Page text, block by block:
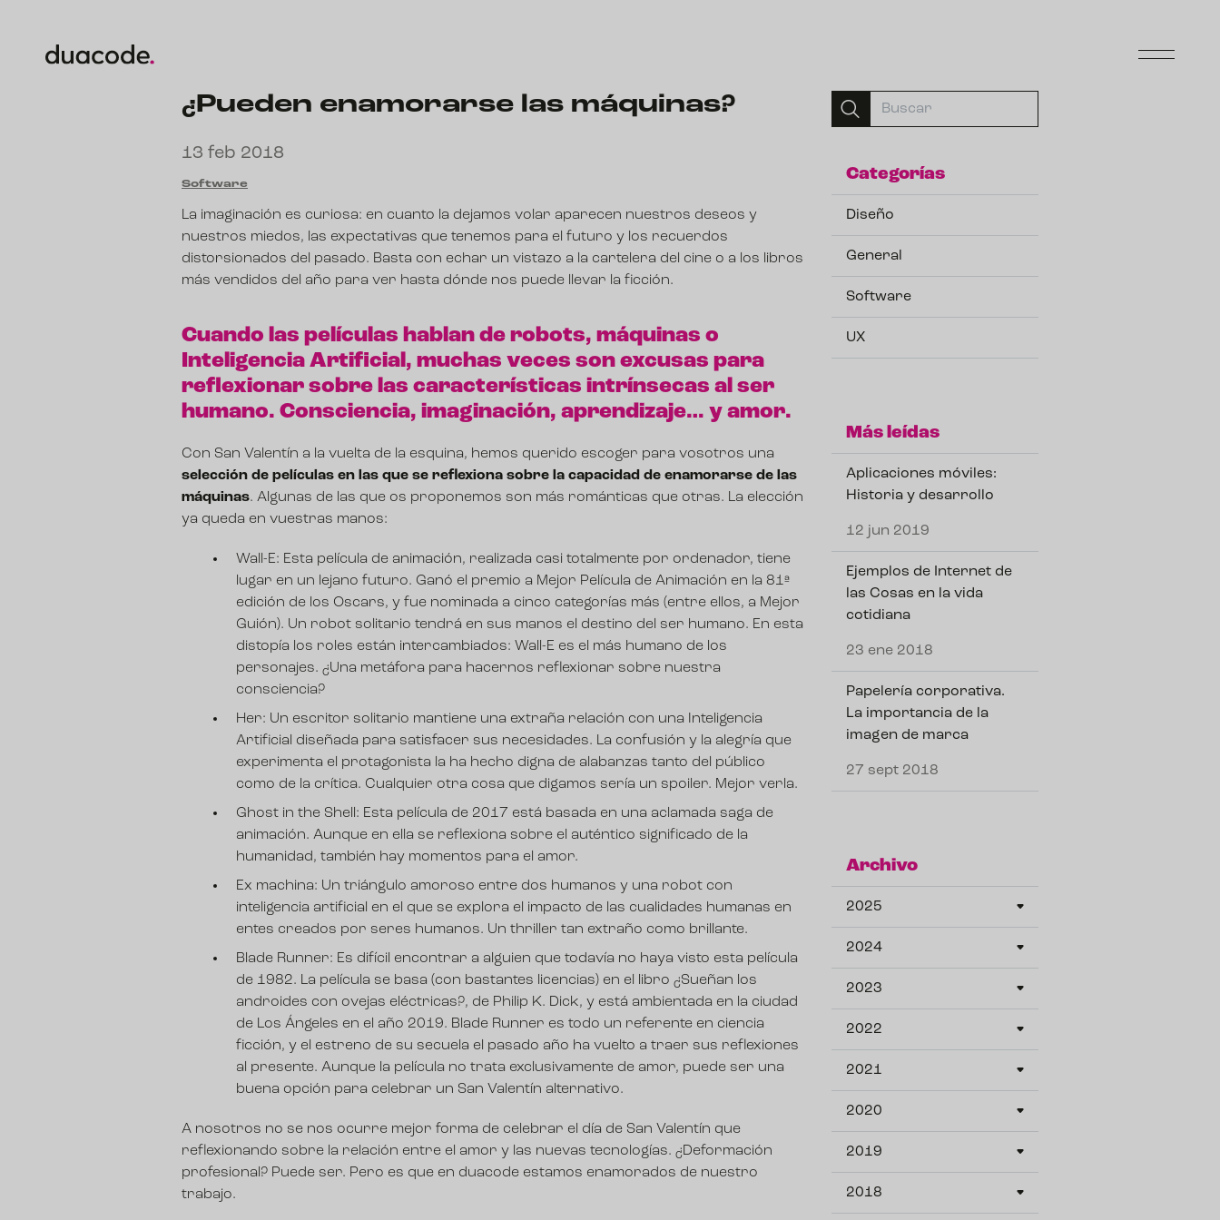
Categorías
Diseño
General
Software
UX
Más leídas
Aplicaciones móviles:
Historia y desarrollo
12 jun 2019
Ejemplos de Internet de
las Cosas en la vida
cotidiana
23 ene 2018
Papelería corporativa.
La importancia de la
imagen de marca
27 sept 2018
Archivo
2025
2024
2023
2022
2021
2020
2019
2018
¿Pueden enamorarse las máquinas?
13 feb 2018
Software
La imaginación es curiosa: en cuanto la dejamos volar aparecen nuestros deseos y
nuestros miedos, las expectativas que tenemos para el futuro y los recuerdos
distorsionados del pasado. Basta con echar un vistazo a la cartelera del cine o a los libros
más vendidos del año para ver hasta dónde nos puede llevar la ficción.
Cuando las películas hablan de robots, máquinas o
Inteligencia Artificial, muchas veces son excusas para
reflexionar sobre las características intrínsecas al ser
humano. Consciencia, imaginación, aprendizaje… y amor.
Con San Valentín a la vuelta de la esquina, hemos querido escoger para vosotros una
selección de películas en las que se reflexiona sobre la capacidad de enamorarse de las
máquinas. Algunas de las que os proponemos son más románticas que otras. La elección
ya queda en vuestras manos:
Wall-E: Esta película de animación, realizada casi totalmente por ordenador, tiene
lugar en un lejano futuro. Ganó el premio a Mejor Película de Animación en la 81ª
edición de los Oscars, y fue nominada a cinco categorías más (entre ellos, a Mejor
Guión). Un robot solitario tendrá en sus manos el destino del ser humano. En esta
distopía los roles están intercambiados: Wall-E es el más humano de los
personajes. ¿Una metáfora para hacernos reflexionar sobre nuestra
consciencia?
Her: Un escritor solitario mantiene una extraña relación con una Inteligencia
Artificial diseñada para satisfacer sus necesidades. La confusión y la alegría que
experimenta el protagonista la ha hecho digna de alabanzas tanto del público
como de la crítica. Cualquier otra cosa que digamos sería un spoiler. Mejor verla.
Ghost in the Shell : Esta película de 2017 está basada en una aclamada saga de
animación. Aunque en ella se reflexiona sobre el auténtico significado de la
humanidad, también hay momentos para el amor.
Ex machina: Un triángulo amoroso entre dos humanos y una robot con
inteligencia artificial en el que se explora el impacto de las cualidades humanas en
entes creados por seres humanos. Un thriller tan extraño como brillante.
Blade Runner: Es difícil encontrar a alguien que todavía no haya visto esta película
de 1982. La película se basa (con bastantes licencias) en el libro ¿Sueñan los
androides con ovejas eléctricas?, de Philip K. Dick, y está ambientada en la ciudad
de Los Ángeles en el año 2019. Blade Runner es todo un referente en ciencia
ficción, y el estreno de su secuela el pasado año ha vuelto a traer sus reflexiones
al presente. Aunque la película no trata exclusivamente de amor, puede ser una
buena opción para celebrar un San Valentín alternativo.
A nosotros no se nos ocurre mejor forma de celebrar el día de San Valentín que
reflexionando sobre la relación entre el amor y las nuevas tecnologías. ¿Deformación
profesional? Puede ser. Pero es que en duacode estamos enamorados de nuestro
trabajo.